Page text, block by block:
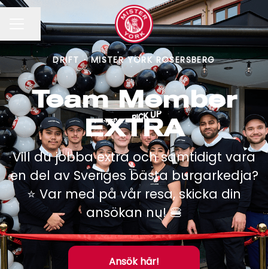
KARRIÄRMENY
Dela sidan
DRIFT · MISTER YORK ROSERSBERG
Team Member
EXTRA
Vill du jobba extra och samtidigt vara
en del av Sveriges bästa burgarkedja?
⭐️ Var med på vår resa, skicka din
ansökan nu! 🍔
Ansök här!